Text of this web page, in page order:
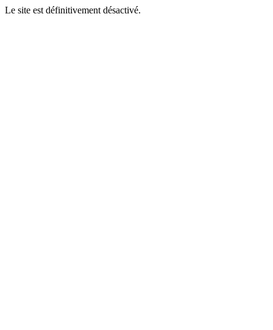
Le site est définitivement désactivé.